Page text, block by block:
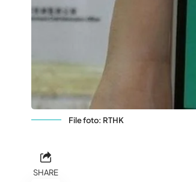
File foto: RTHK
SHARE